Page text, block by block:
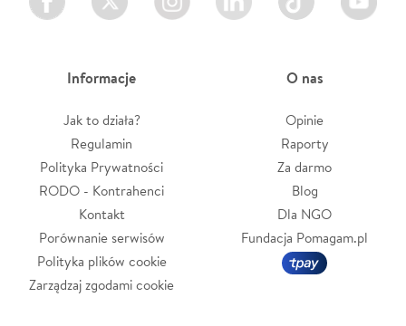
Informacje
Jak to działa?
Regulamin
Polityka Prywatności
RODO - Kontrahenci
Kontakt
Porównanie serwisów
Polityka plików cookie
Zarządzaj zgodami cookie
O nas
Opinie
Raporty
Za darmo
Blog
Dla NGO
Fundacja Pomagam.pl